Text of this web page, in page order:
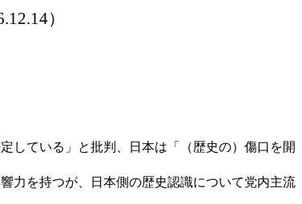
）
している」と批判、日本は「（歴史の）傷口を開
力を持つが、日本側の歴史認識について党内主流